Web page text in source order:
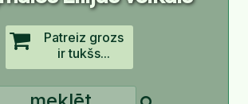
Patreiz grozs
ir tukšs...